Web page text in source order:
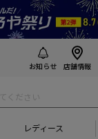
お知らせ 店舗情報
レディース